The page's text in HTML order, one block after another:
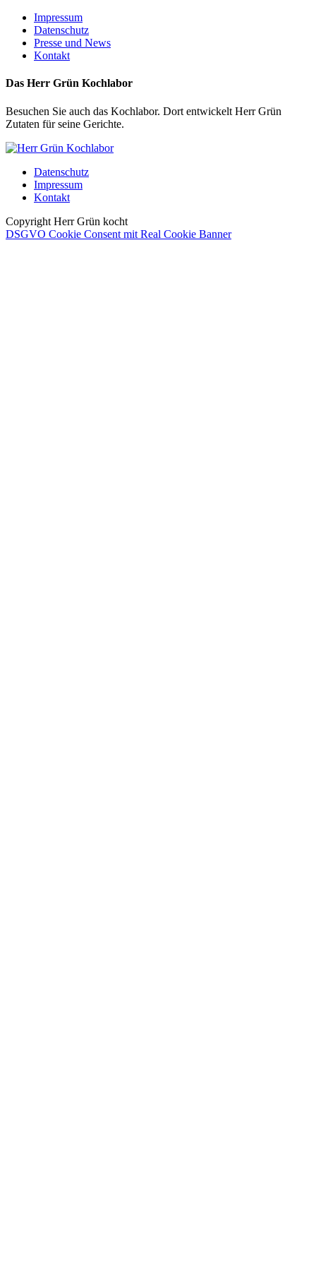
Impressum
Datenschutz
Presse und News
Kontakt
Das Herr Grün Kochlabor
Besuchen Sie auch das Kochlabor. Dort entwickelt Herr Grün
Zutaten für seine Gerichte.
Datenschutz
Impressum
Kontakt
Copyright Herr Grün kocht
DSGVO Cookie Consent mit Real Cookie Banner